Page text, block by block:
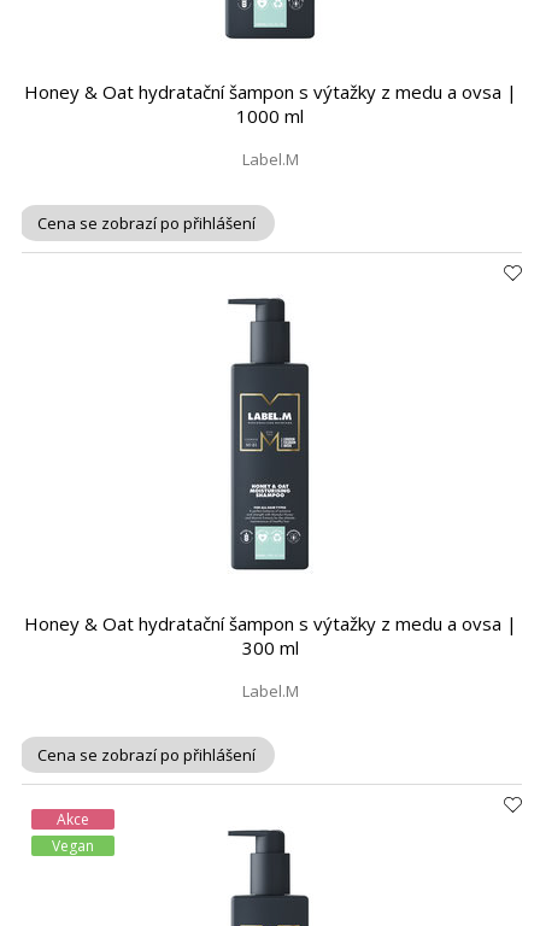
Honey & Oat hydratační šampon s výtažky z medu a ovsa |
1000 ml
Label.M
Cena se zobrazí po přihlášení
Honey & Oat hydratační šampon s výtažky z medu a ovsa |
300 ml
Label.M
Cena se zobrazí po přihlášení
Akce
Vegan